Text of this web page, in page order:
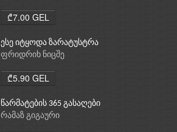
₾7.00 GEL
ესე იტყოდა ზარატუსტრა
ფრიდრიხ ნიცშე
₾5.90 GEL
წარმატების 365 გასაღები
რამაზ გიგაური